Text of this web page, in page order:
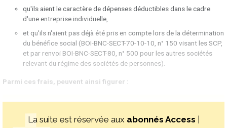
qu'ils aient le caractère de dépenses déductibles dans le cadre
d'une entreprise individuelle,
et qu'ils n'aient pas déjà été pris en compte lors de la détermination
du bénéfice social (BOI-BNC-SECT-70-10-10, n° 150 visant les SCP,
et par renvoi BOI-BNC-SECT-80, n° 500 pour les autres sociétés
relevant du régime des sociétés de personnes).
Parmi ces frais, peuvent ainsi figurer :
La suite est réservée aux abonnés Access |